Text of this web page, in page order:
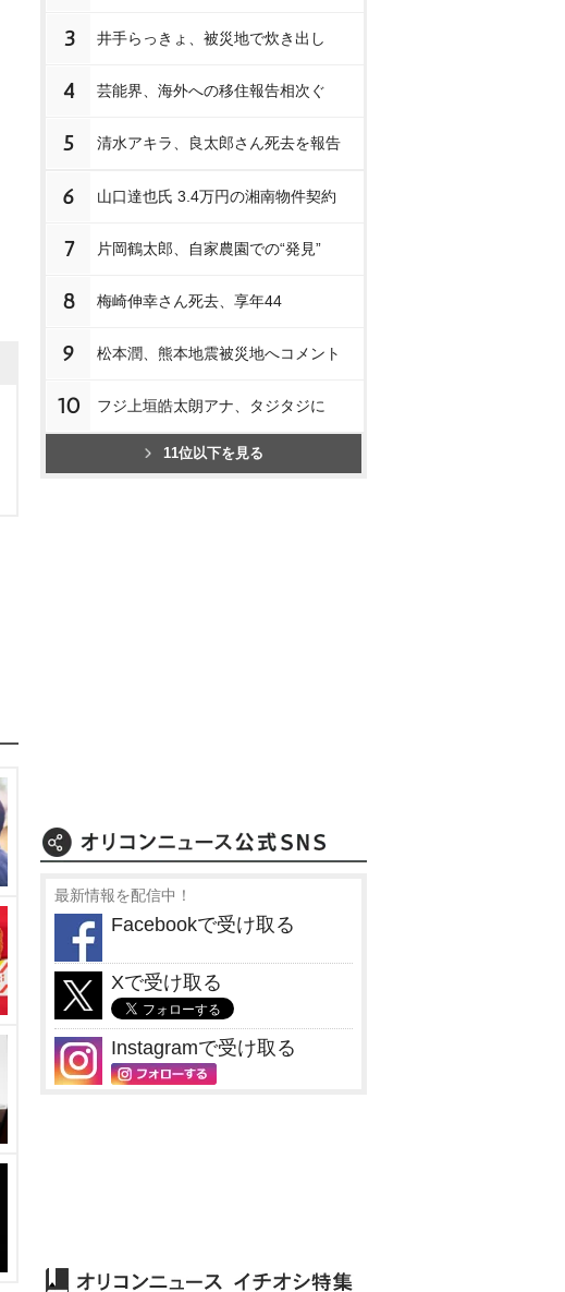
3 井手らっきょ、被災地で炊き出し
4 芸能界、海外への移住報告相次ぐ
5 清水アキラ、良太郎さん死去を報告
6 山口達也氏 3.4万円の湘南物件契約
7 片岡鶴太郎、自家農園での“発見”
8 梅崎伸幸さん死去、享年44
9 松本潤、熊本地震被災地へコメント
10 フジ上垣皓太朗アナ、タジタジに
11位以下を見る
最新情報を配信中！
Facebookで受け取る
Xで受け取る
Instagramで受け取る